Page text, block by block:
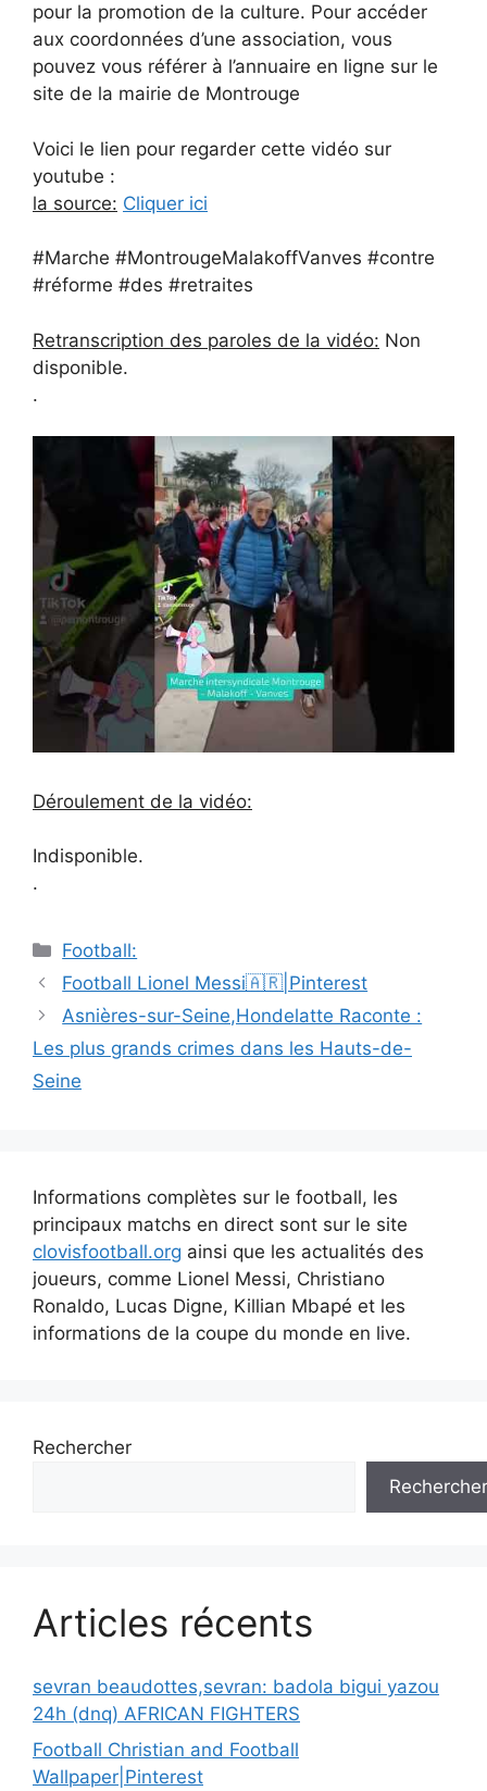
pour la promotion de la culture. Pour accéder
aux coordonnées d’une association, vous
pouvez vous référer à l’annuaire en ligne sur le
site de la mairie de Montrouge
Voici le lien pour regarder cette vidéo sur
youtube :
la source: Cliquer ici
#Marche #MontrougeMalakoffVanves #contre
#réforme #des #retraites
Retranscription des paroles de la vidéo: Non
disponible.
.
Déroulement de la vidéo:
Indisponible.
.
Catégories
Football:
Navigation
des
Football Lionel Messi🇦🇷|Pinterest
Asnières-sur-Seine,Hondelatte Raconte :
Les plus grands crimes dans les Hauts-de-
Seine
Informations complètes sur le football, les
principaux matchs en direct sont sur le site
clovisfootball.org ainsi que les actualités des
joueurs, comme Lionel Messi, Christiano
Ronaldo, Lucas Digne, Killian Mbapé et les
informations de la coupe du monde en live.
Rechercher
Rechercher
Articles récents
sevran beaudottes,sevran: badola bigui yazou
24h (dnq) AFRICAN FIGHTERS
Football Christian and Football
Wallpaper|Pinterest